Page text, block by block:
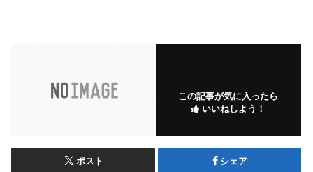
この記事が気に入ったら
いいねしよう！
ポスト シェア